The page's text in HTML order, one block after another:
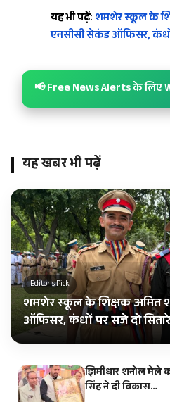
यह भी पढ़ें: शमशेर स्कूल के
एनसीसी सेकंड ऑफिसर, कंधों
📢 Free News Alerts के लिए
यह खबर भी पढ़ें
Editor's Pick
शमशेर स्कूल के शिक्षक अमित
ऑफिसर, कंधों पर सजे दो सितारे
झिमीधार शनोल मेले
सिंह ने दी विकास…